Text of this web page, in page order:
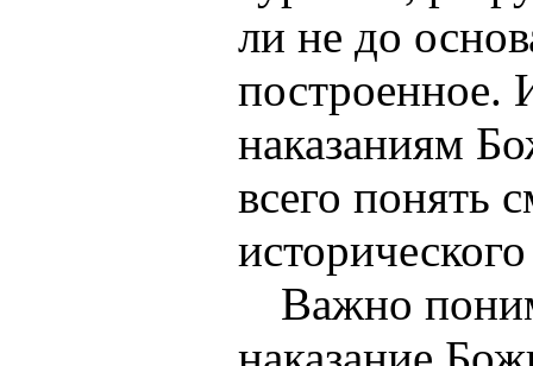
ли не до
построенное.
наказаниям
всего понять
Важно